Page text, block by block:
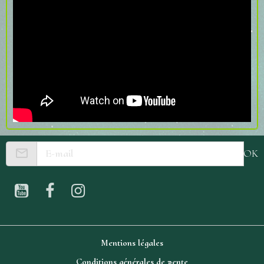
OK
Mentions légales
Conditions générales de vente